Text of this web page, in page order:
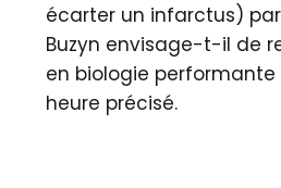
écarter un infarctus)
Buzyn envisage-t-il de
en biologie performante
heure précisé.